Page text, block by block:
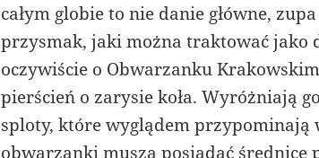
całym globie to nie danie główne,
przysmak, jaki można traktować jako
oczywiście o Obwarzanku
pierścień o zarysie koła. Wyróżniają
sploty, które wyglądem przypominają
obwarzanki muszą posiadać średnicę